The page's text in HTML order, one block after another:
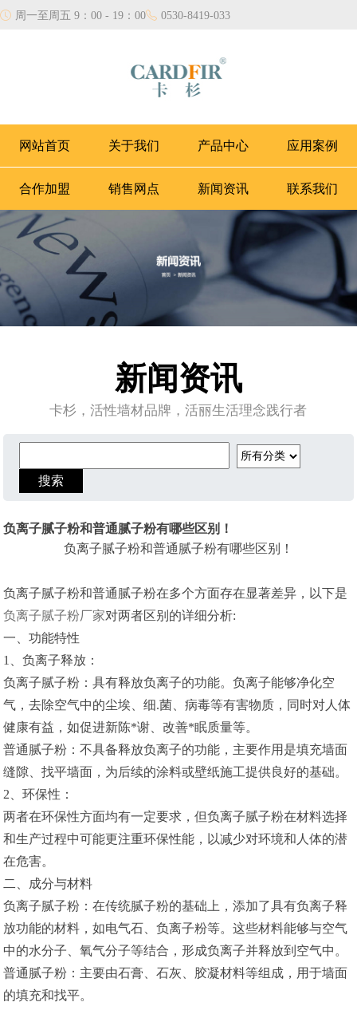
周一至周五 9：00 - 19：00 0530-8419-033
网站首页 关于我们 产品中心 应用案例
合作加盟 销售网点 新闻资讯 联系我们
新闻资讯
卡杉，活性墙材品牌，活丽生活理念践行者
负离子腻子粉和普通腻子粉有哪些区别！
负离子腻子粉和普通腻子粉有哪些区别！
负离子腻子粉和普通腻子粉在多个方面存在显著差异，以下是
负离子腻子粉厂家对两者区别的详细分析:
一、功能特性
1、负离子释放：
负离子腻子粉：具有释放负离子的功能。负离子能够净化空
气，去除空气中的尘埃、细.菌、病毒等有害物质，同时对人体
健康有益，如促进新陈*谢、改善*眠质量等。
普通腻子粉：不具备释放负离子的功能，主要作用是填充墙面
缝隙、找平墙面，为后续的涂料或壁纸施工提供良好的基础。
2、环保性：
两者在环保性方面均有一定要求，但负离子腻子粉在材料选择
和生产过程中可能更注重环保性能，以减少对环境和人体的潜
在危害。
二、成分与材料
负离子腻子粉：在传统腻子粉的基础上，添加了具有负离子释
放功能的材料，如电气石、负离子粉等。这些材料能够与空气
中的水分子、氧气分子等结合，形成负离子并释放到空气中。
普通腻子粉：主要由石膏、石灰、胶凝材料等组成，用于墙面
的填充和找平。